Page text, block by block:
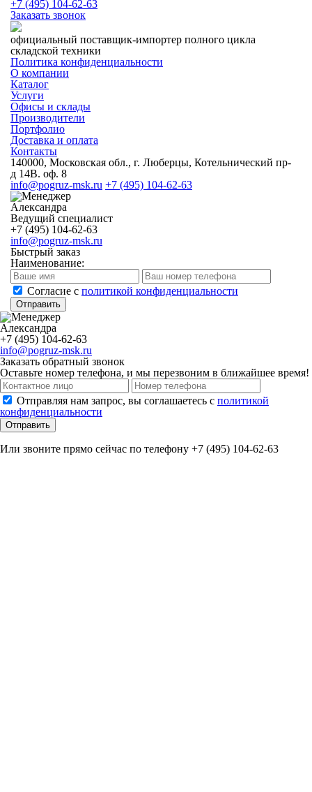
+7 (495) 104-62-63
Заказать звонок
официальный поставщик-импортер полного цикла
складской техники
Политика конфиденциальности
О компании
Каталог
Услуги
Офисы и склады
Производители
Портфолио
Доставка и оплата
Контакты
140000, Московская обл., г. Люберцы, Котельнический пр-
д 14В. оф. 8
info@pogruz-msk.ru +7 (495) 104-62-63
Александра
Ведущий специалист
+7 (495) 104-62-63
info@pogruz-msk.ru
Быстрый заказ
Наименование:
Cогласие с политикой конфиденциальности
Отправить
Александра
+7 (495) 104-62-63
info@pogruz-msk.ru
Заказать обратный звонок
Оставьте номер телефона, и мы перезвоним в ближайшее время!
Отправляя нам запрос, вы соглашаетесь с политикой
конфиденциальности
Отправить
Или звоните прямо сейчас по телефону +7 (495) 104-62-63